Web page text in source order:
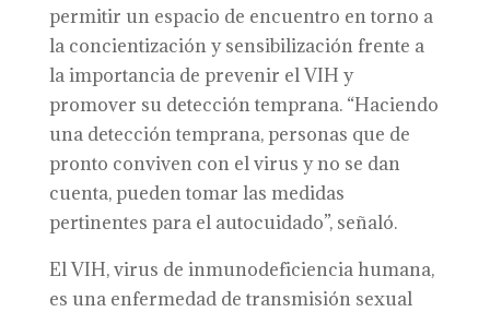
permitir un espacio de encuentro en torno a
la concientización y sensibilización frente a
la importancia de prevenir el VIH y
promover su detección temprana. “Haciendo
una detección temprana, personas que de
pronto conviven con el virus y no se dan
cuenta, pueden tomar las medidas
pertinentes para el autocuidado”, señaló.
El VIH, virus de inmunodeficiencia humana,
es una enfermedad de transmisión sexual